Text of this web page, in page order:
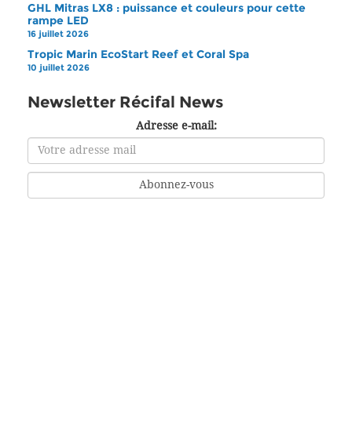
GHL Mitras LX8 : puissance et couleurs pour cette
rampe LED
16 juillet 2026
Tropic Marin EcoStart Reef et Coral Spa
10 juillet 2026
Newsletter Récifal News
Adresse e-mail: